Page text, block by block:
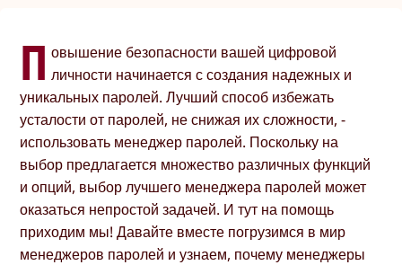
П овышение безопасности вашей цифровой
личности начинается с создания надежных и
уникальных паролей. Лучший способ избежать
усталости от паролей, не снижая их сложности, -
использовать менеджер паролей. Поскольку на
выбор предлагается множество различных функций
и опций, выбор лучшего менеджера паролей может
оказаться непростой задачей. И тут на помощь
приходим мы! Давайте вместе погрузимся в мир
менеджеров паролей и узнаем, почему менеджеры